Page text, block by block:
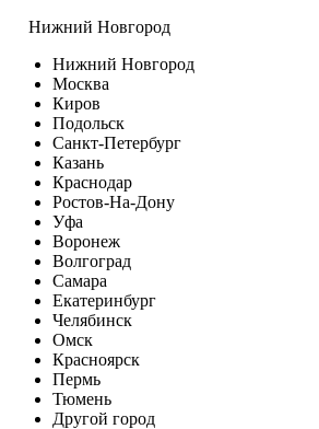
Нижний Новгород
Нижний Новгород
Москва
Киров
Подольск
Санкт-Петербург
Казань
Краснодар
Ростов-На-Дону
Уфа
Воронеж
Волгоград
Самара
Екатеринбург
Челябинск
Омск
Красноярск
Пермь
Тюмень
Другой город